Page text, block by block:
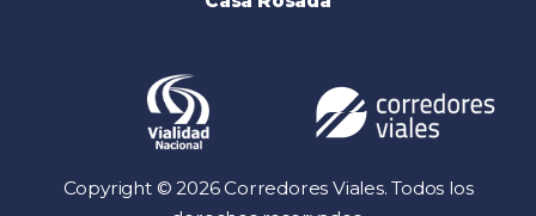
Copyright © 2026 Corredores Viales. Todos los